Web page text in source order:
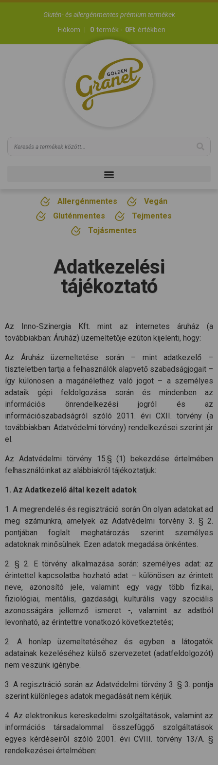
Glutén- és allergénmentes prémium termékek
Fiókom
0 termék - 0Ft értékben
Allergénmentes
Vegán
Gluténmentes
Tejmentes
Tojásmentes
Adatkezelési
tájékoztató
Az Inno-Szinergia Kft. mint az internetes áruház (a
továbbiakban: Áruház) üzemeltetője ezúton kijelenti, hogy:
Az Áruház üzemeltetése során – mint adatkezelő –
tiszteletben tartja a felhasználók alapvető szabadságjogait –
így különösen a magánélethez való jogot – a személyes
adataik gépi feldolgozása során és mindenben az
információs önrendelkezési jogról és az
információszabadságról szóló 2011. évi CXII. törvény (a
továbbiakban: Adatvédelmi törvény) rendelkezései szerint jár
el.
Az Adatvédelmi törvény 15.§ (1) bekezdése értelmében
felhasználóinkat az alábbiakról tájékoztatjuk:
1. Az Adatkezelő által kezelt adatok
1. A megrendelés és regisztráció során Ön olyan adatokat ad
meg számunkra, amelyek az Adatvédelmi törvény 3. § 2.
pontjában foglalt meghatározás szerint személyes
adatoknak minősülnek. Ezen adatok megadása önkéntes.
2. § 2. E törvény alkalmazása során: személyes adat: az
érintettel kapcsolatba hozható adat – különösen az érintett
neve, azonosító jele, valamint egy vagy több fizikai,
fiziológiai, mentális, gazdasági, kulturális vagy szociális
azonosságára jellemző ismeret -, valamint az adatból
levonható, az érintettre vonatkozó következtetés;
2. A honlap üzemeltetéséhez és egyben a látogatók
adatainak kezeléséhez külső szervezetet (adatfeldolgozót)
nem veszünk igénybe.
3. A regisztráció során az Adatvédelmi törvény 3. § 3. pontja
szerint különleges adatok megadását nem kérjük.
4. Az elektronikus kereskedelmi szolgáltatások, valamint az
információs társadalommal összefüggő szolgáltatások
egyes kérdéseiről szóló 2001. évi CVIII. törvény 13/A. §
rendelkezései értelmében: